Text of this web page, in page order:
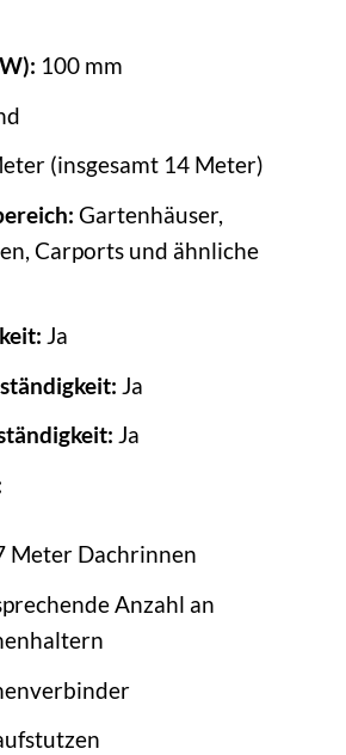
100 mm
(insgesamt 14 Meter)
Gartenhäuser,
Carports und ähnliche
Ja
Ja
Ja
Meter Dachrinnen
Anzahl an